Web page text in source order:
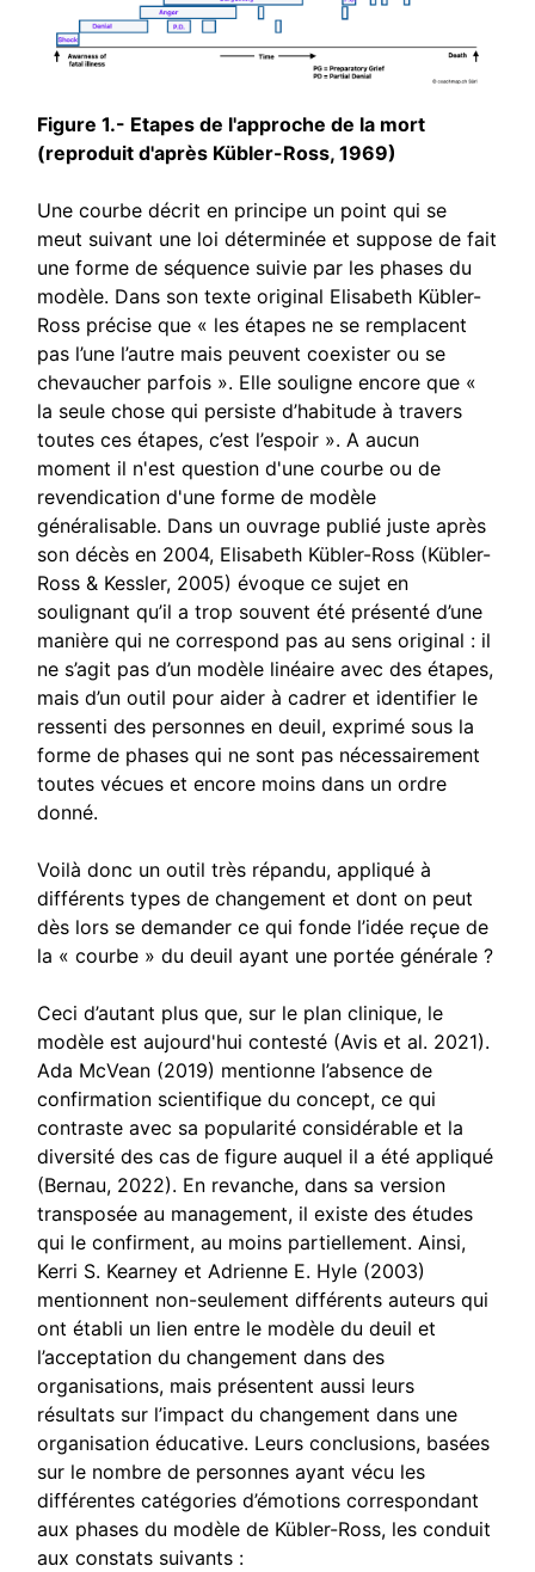
Figure 1.- Etapes de l'approche de la mort
(reproduit d'après Kübler-Ross, 1969)
Une courbe décrit en principe un point qui se
meut suivant une loi déterminée et suppose de fait
une forme de séquence suivie par les phases du
modèle. Dans son texte original Elisabeth Kübler-
Ross précise que « les étapes ne se remplacent
pas l’une l’autre mais peuvent coexister ou se
chevaucher parfois ». Elle souligne encore que «
la seule chose qui persiste d’habitude à travers
toutes ces étapes, c’est l’espoir ». A aucun
moment il n'est question d'une courbe ou de
revendication d'une forme de modèle
généralisable. Dans un ouvrage publié juste après
son décès en 2004, Elisabeth Kübler-Ross (Kübler-
Ross & Kessler, 2005) évoque ce sujet en
soulignant qu’il a trop souvent été présenté d’une
manière qui ne correspond pas au sens original : il
ne s’agit pas d’un modèle linéaire avec des étapes,
mais d’un outil pour aider à cadrer et identifier le
ressenti des personnes en deuil, exprimé sous la
forme de phases qui ne sont pas nécessairement
toutes vécues et encore moins dans un ordre
donné.
Voilà donc un outil très répandu, appliqué à
différents types de changement et dont on peut
dès lors se demander ce qui fonde l’idée reçue de
la « courbe » du deuil ayant une portée générale ?
Ceci d’autant plus que, sur le plan clinique, le
modèle est aujourd'hui contesté (Avis et al. 2021).
Ada McVean (2019) mentionne l’absence de
confirmation scientifique du concept, ce qui
contraste avec sa popularité considérable et la
diversité des cas de figure auquel il a été appliqué
(Bernau, 2022). En revanche, dans sa version
transposée au management, il existe des études
qui le confirment, au moins partiellement. Ainsi,
Kerri S. Kearney et Adrienne E. Hyle (2003)
mentionnent non-seulement différents auteurs qui
ont établi un lien entre le modèle du deuil et
l’acceptation du changement dans des
organisations, mais présentent aussi leurs
résultats sur l’impact du changement dans une
organisation éducative. Leurs conclusions, basées
sur le nombre de personnes ayant vécu les
différentes catégories d’émotions correspondant
aux phases du modèle de Kübler-Ross, les conduit
aux constats suivants :